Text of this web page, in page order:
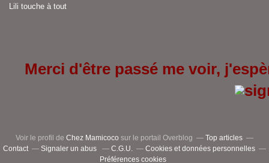
Lili touche à tout
Merci d'être passé me voir,
Voir le profil de Chez Mamicoco sur le portail Overblog
Top articles
Contact
Signaler un abus C.G.U.
Cookies et données personnelles
Préférences cookies